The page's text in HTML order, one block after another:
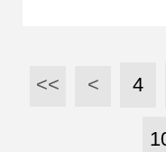
共同成長。 多年努力獲得肯定，他榮獲教育界最高
榮譽——師鐸獎，
的節目，我們將
涯、理念，以及
<< < 4